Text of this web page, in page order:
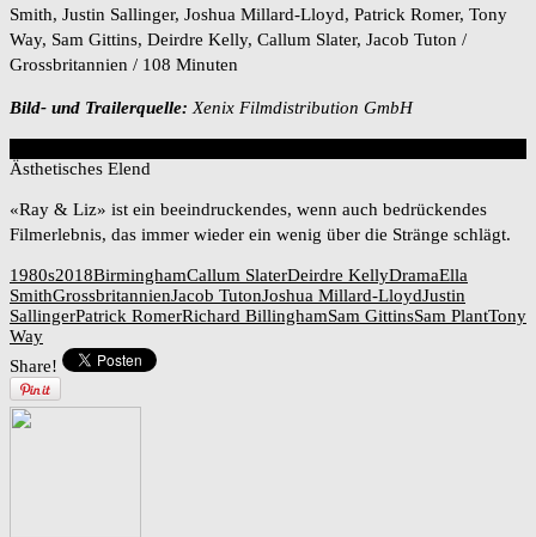
Smith, Justin Sallinger, Joshua Millard-Lloyd, Patrick Romer, Tony
Way, Sam Gittins, Deirdre Kelly, Callum Slater, Jacob Tuton /
Grossbritannien / 108 Minuten
Bild- und Trailerquelle: Xenix Filmdistribution GmbH
Ästhetisches Elend
«Ray & Liz» ist ein beeindruckendes, wenn auch bedrückendes
Filmerlebnis, das immer wieder ein wenig über die Stränge schlägt.
1980s2018BirminghamCallum SlaterDeirdre KellyDramaElla
SmithGrossbritannienJacob TutonJoshua Millard-LloydJustin
SallingerPatrick RomerRichard BillinghamSam GittinsSam PlantTony
Way
Share!